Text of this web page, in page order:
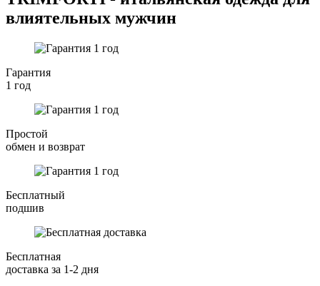
влиятельных мужчин
Гарантия
1 год
Простой
обмен и возврат
Бесплатный
подшив
Бесплатная
доставка за 1-2 дня